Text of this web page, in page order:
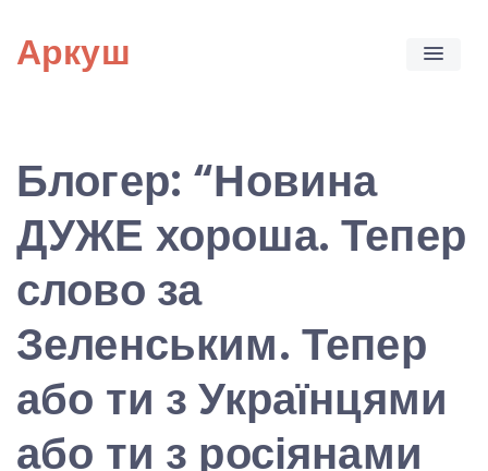
content
Аркуш
Блогер: “Новина
ДУЖЕ хороша. Тепер
слово за
Зеленським. Тепер
або ти з Українцями
або ти з росіянами